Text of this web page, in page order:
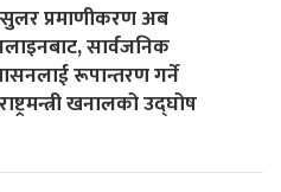
प्रमाणीकरण अब
सार्वजनिक
रूपान्तरण गर्ने
खनालको उद्घोष